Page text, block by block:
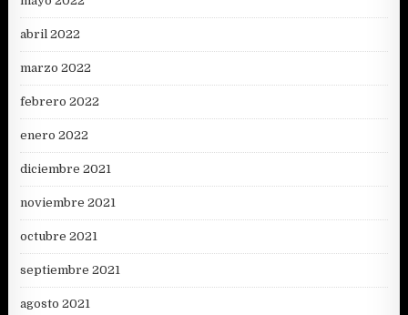
abril 2022
marzo 2022
febrero 2022
enero 2022
diciembre 2021
noviembre 2021
octubre 2021
septiembre 2021
agosto 2021